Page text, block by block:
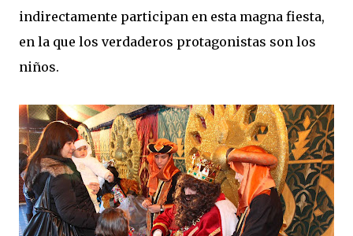
indirectamente participan en esta magna fiesta,
en la que los verdaderos protagonistas son los
niños.